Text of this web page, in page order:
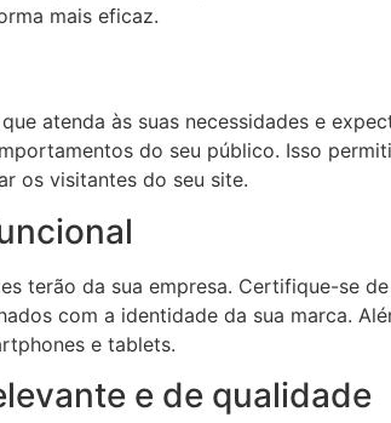
mais eficaz.
atenda às suas necessidades e
do seu público. Isso
os visitantes do seu site.
terão da sua empresa. Certifique-se
com a identidade da sua marca.
e tablets.
e de qualidade